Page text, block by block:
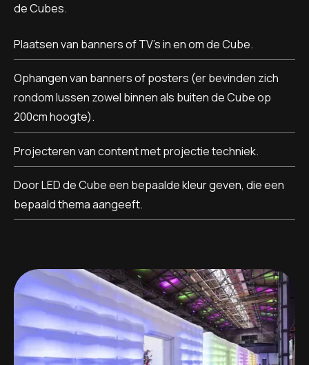
de Cubes.
Plaatsen van banners of TV’s in en om de Cube.
Ophangen van banners of posters (er bevinden zich
rondom lussen zowel binnen als buiten de Cube op
200cm hoogte).
Projecteren van content met projectie techniek.
Door LED de Cube een bepaalde kleur geven, die een
bepaald thema aangeeft.